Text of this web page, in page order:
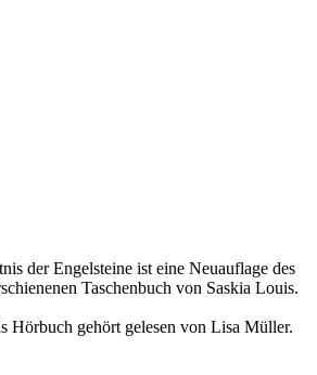
der Engelsteine ist eine Neuauflage des
Taschenbuch von Saskia Louis.
Hörbuch gehört gelesen von Lisa Müller.